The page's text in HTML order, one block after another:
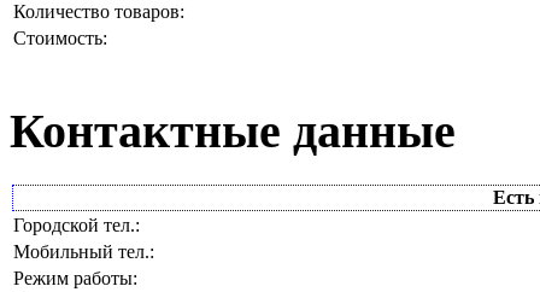
Количество товаров:
Стоимость:
Контактные данные
Есть
Городской тел.:
Мобильный тел.:
Режим работы: